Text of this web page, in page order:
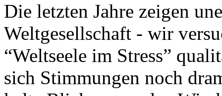
Die letzten Jahre zeigen
Weltgesellschaft - wir
“Weltseele im Stress”
sich Stimmungen noch